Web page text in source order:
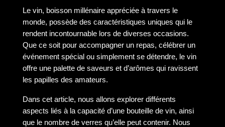
Le vin, boisson millénaire appréciée à travers le
monde, possède des caractéristiques uniques qui le
rendent incontournable lors de diverses occasions.
Que ce soit pour accompagner un repas, célébrer un
événement spécial ou simplement se détendre, le vin
offre une palette de saveurs et d’arômes qui ravissent
les papilles des amateurs.
Dans cet article, nous allons explorer différents
aspects liés à la capacité d’une bouteille de vin, ainsi
que le nombre de verres qu’elle peut contenir. Nous